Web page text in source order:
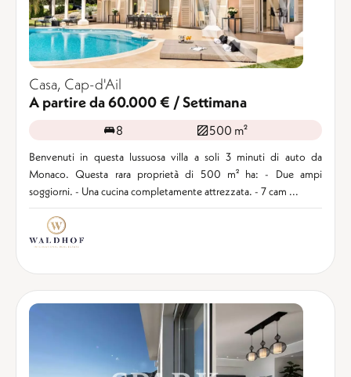
Casa, Cap-d'Ail
A partire da 60.000 € / Settimana
8 500 m²
Benvenuti in questa lussuosa villa a soli 3 minuti di auto da
Monaco. Questa rara proprietà di 500 m² ha: - Due ampi
soggiorni. - Una cucina completamente attrezzata. - 7 cam ...